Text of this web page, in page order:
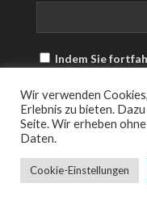
Indem Sie
Wir verwenden
Erlebnis zu bieten.
Seite. Wir erheben
Daten.
Cookie-Einstellungen